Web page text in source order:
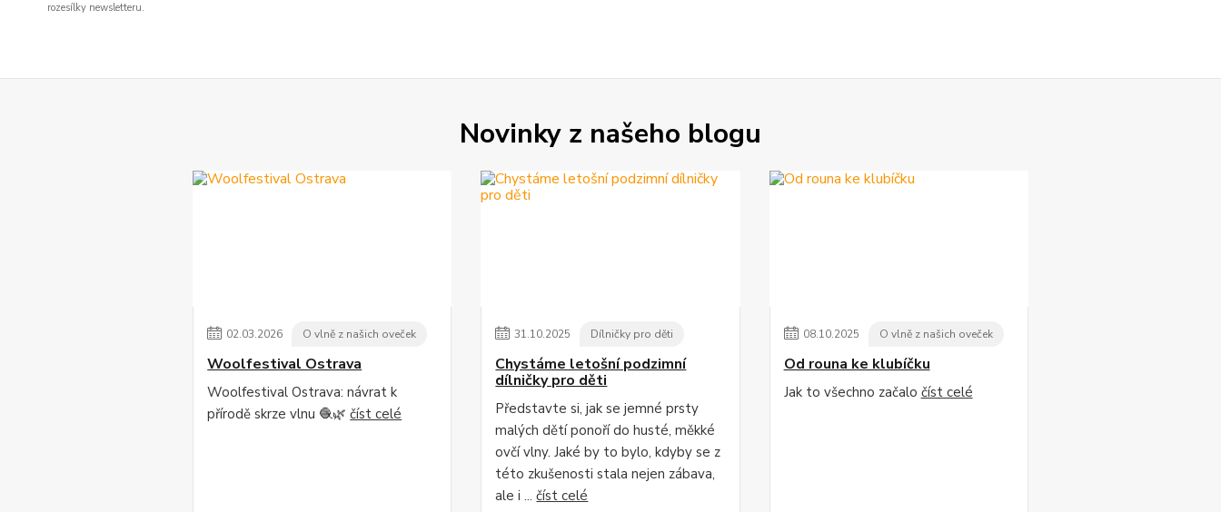
rozesílky newsletteru.
Novinky z našeho blogu
02.03.2026 O vlně z našich oveček
Woolfestival Ostrava
Woolfestival Ostrava: návrat k
přírodě skrze vlnu 🧶🌿číst celé
31.10.2025 Dílničky pro děti
Chystáme letošní podzimní
dílničky pro děti
Představte si, jak se jemné prsty
malých dětí ponoří do husté, měkké
ovčí vlny. Jaké by to bylo, kdyby se z
této zkušenosti stala nejen zábava,
ale i ...číst celé
08.10.2025 O vlně z našich oveček
Od rouna ke klubíčku
Jak to všechno začalo číst celé